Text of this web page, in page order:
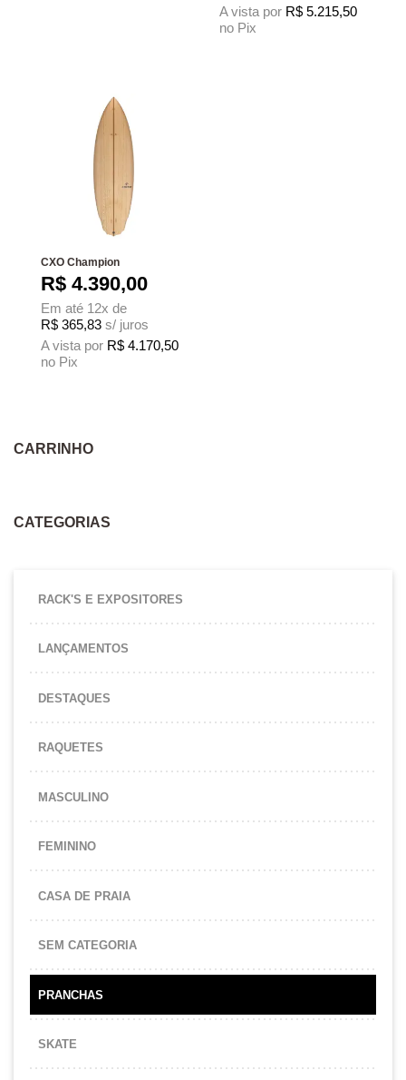
A vista por R$ 5.215,50
no Pix
CXO Champion
R$ 4.390,00
Em até 12x de
R$ 365,83 s/ juros
A vista por R$ 4.170,50
no Pix
CARRINHO
CATEGORIAS
RACK'S E EXPOSITORES
LANÇAMENTOS
DESTAQUES
RAQUETES
MASCULINO
FEMININO
CASA DE PRAIA
SEM CATEGORIA
PRANCHAS
SKATE